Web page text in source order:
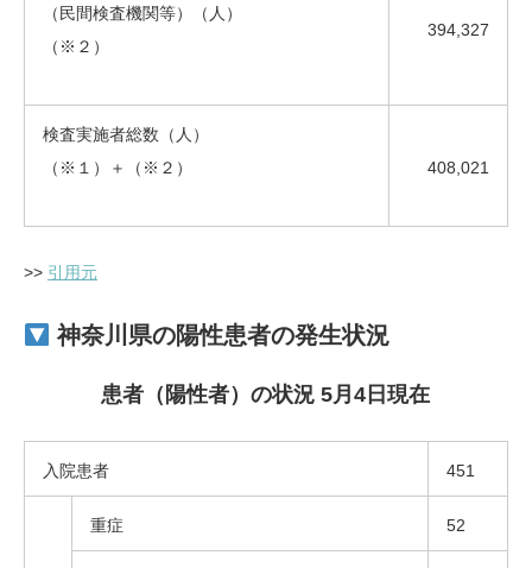
（民間検査機関等）（人）
（※２）
394,327
検査実施者総数（人）
（※１）＋（※２）
408,021
>> 引用元
神奈川県の陽性患者の発生状況
患者（陽性者）の状況 5月4日現在
入院患者 451
重症 52